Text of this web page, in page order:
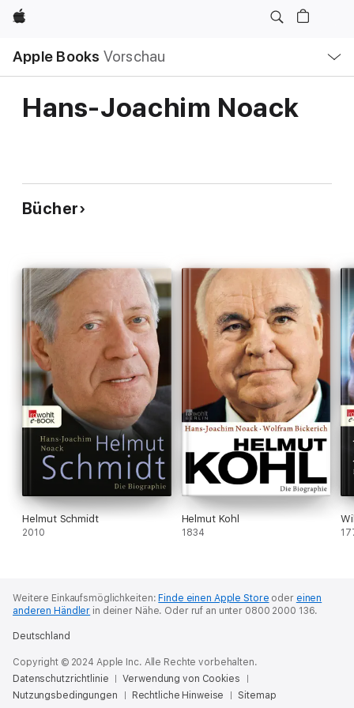
Apple
Apple Books Vorschau
Navigation
Menü
öffnen
Hans-Joachim Noack
Bücher
Helmut Schmidt
2010
Helmut Kohl
1834
Weitere Einkaufsmöglichkeiten: Finde einen Apple Store oder einen
anderen Händler in deiner Nähe. Oder ruf an unter 0800 2000 136.
Deutschland
Copyright © 2024 Apple Inc. Alle Rechte vorbehalten.
Datenschutzrichtlinie
Verwendung von Cookies
Nutzungsbedingungen
Rechtliche Hinweise Sitemap